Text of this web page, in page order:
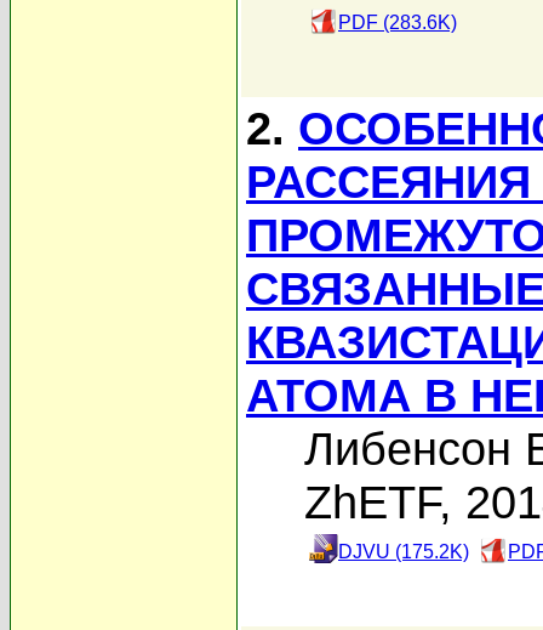
PDF (283.6K)
2.
АТОМА В
Либенсон
ZhETF,
DJVU (175.2K)